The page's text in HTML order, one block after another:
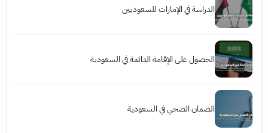
الدراسة في الإمارات للسعوديين
الحصول على الإقامة الدائمة في السعودية
الضمان الصحي في السعودية